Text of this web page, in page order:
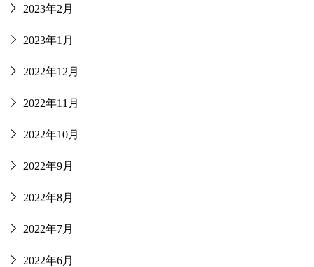
2023年2月
2023年1月
2022年12月
2022年11月
2022年10月
2022年9月
2022年8月
2022年7月
2022年6月